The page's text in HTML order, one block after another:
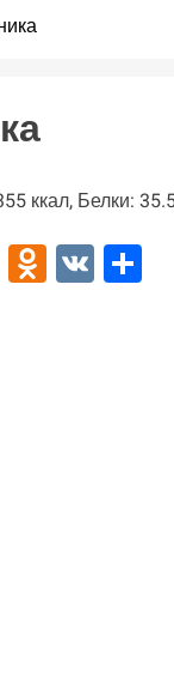
ккал, Белки:
Telegram
VK